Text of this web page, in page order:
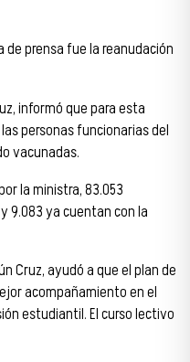
de prensa fue la reanudación
informó que para esta
personas funcionarias del
vacunadas.
la ministra, 83.053
9.083 ya cuentan con la
Cruz, ayudó a que el plan de
acompañamiento en el
estudiantil. El curso lectivo